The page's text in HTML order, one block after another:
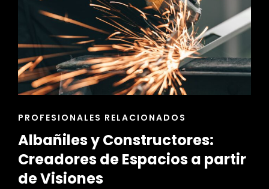
ENLACES
LAS
CATEGORÍAS
PROFESIONALES RELACIONADOS
Albañiles y Constructores:
Creadores de Espacios a partir
de Visiones